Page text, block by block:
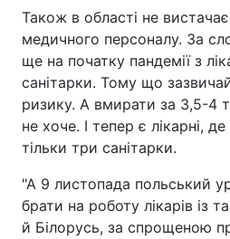
Також в області не
медичного персоналу. За
ще на початку пандемії з
санітарки. Тому що
ризику. А вмирати за 3,5-4
не хоче. І тепер є лікарні,
тільки три санітарки.
"А 9 листопада польський
брати на роботу лікарів із
й Білорусь, за спрощеною